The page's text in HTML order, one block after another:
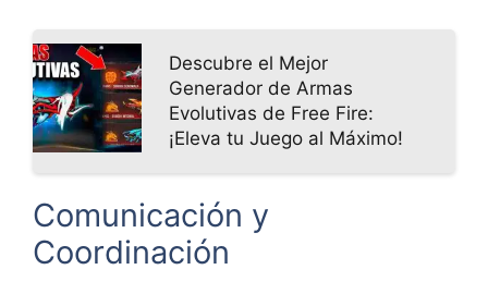
Descubre el Mejor
Generador de Armas
Evolutivas de Free Fire:
¡Eleva tu Juego al Máximo!
Comunicación y
Coordinación